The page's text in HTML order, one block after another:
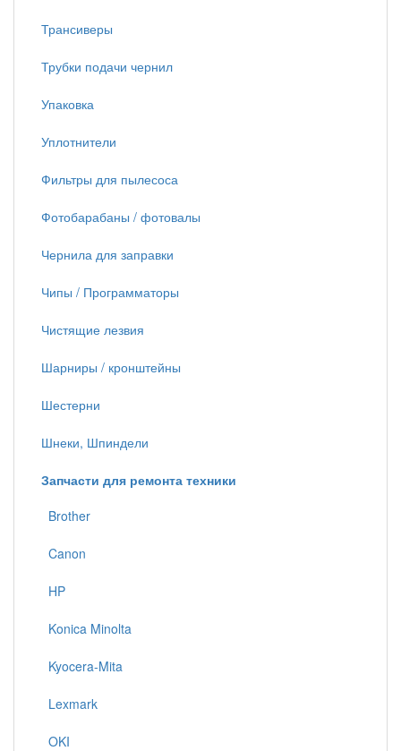
Трансиверы
Трубки подачи чернил
Упаковка
Уплотнители
Фильтры для пылесоса
Фотобарабаны / фотовалы
Чернила для заправки
Чипы / Программаторы
Чистящие лезвия
Шарниры / кронштейны
Шестерни
Шнеки, Шпиндели
Запчасти для ремонта техники
Brother
Canon
HP
Konica Minolta
Kyocera-Mita
Lexmark
OKI